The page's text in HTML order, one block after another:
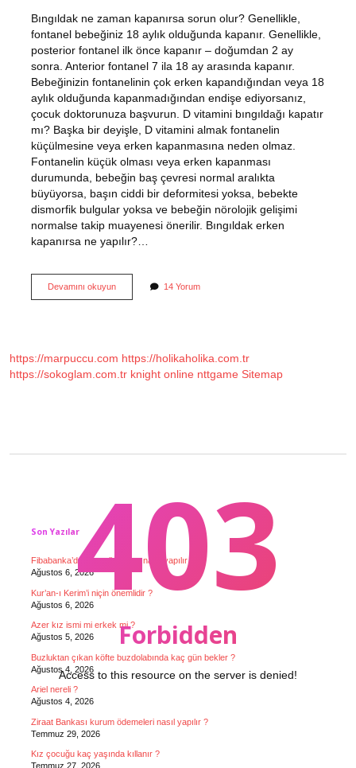
Bıngıldak ne zaman kapanırsa sorun olur? Genellikle,
fontanel bebeğiniz 18 aylık olduğunda kapanır. Genellikle,
posterior fontanel ilk önce kapanır – doğumdan 2 ay
sonra. Anterior fontanel 7 ila 18 ay arasında kapanır.
Bebeğinizin fontanelinin çok erken kapandığından veya 18
aylık olduğunda kapanmadığından endişe ediyorsanız,
çocuk doktorunuza başvurun. D vitamini bıngıldağı kapatır
mı? Başka bir deyişle, D vitamini almak fontanelin
küçülmesine veya erken kapanmasına neden olmaz.
Fontanelin küçük olması veya erken kapanması
durumunda, bebeğin baş çevresi normal aralıkta
büyüyorsa, başın ciddi bir deformitesi yoksa, bebekte
dismorfik bulgular yoksa ve bebeğin nörolojik gelişimi
normalse takip muayenesi önerilir. Bıngıldak erken
kapanırsa ne yapılır?…
Devamını okuyunBıngıldak
Kaç
14 Yorum
https://marpuccu.com https://holikaholika.com.tr
https://sokoglam.com.tr knight online nttgame Sitemap
Sidebar
Son Yazılar
Fibabanka’da güvenli ödeme nasıl yapılır ?
Ağustos 6, 2026
Kur’an-ı Kerim’i niçin önemlidir ?
Ağustos 6, 2026
Azer kız ismi mi erkek mi ?
Ağustos 5, 2026
Buzluktan çıkan köfte buzdolabında kaç gün bekler ?
Ağustos 4, 2026
Ariel nereli ?
Ağustos 4, 2026
Ziraat Bankası kurum ödemeleri nasıl yapılır ?
Temmuz 29, 2026
Kız çocuğu kaç yaşında kıllanır ?
Temmuz 27, 2026
403
Forbidden
Access to this resource on the server is denied!